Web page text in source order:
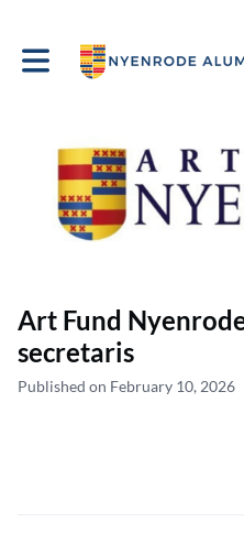
Toggle main navigation
Art Fund
secretaris
Published on February 10, 2026